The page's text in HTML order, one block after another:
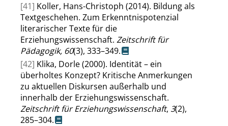
[41] Koller, Hans-Christoph (2014). Bildung als
Textgeschehen. Zum Erkenntnispotenzial
literarischer Texte für die
Erziehungswissenschaft. Zeitschrift für
Pädagogik, 60(3), 333–349.
[42] Klika, Dorle (2000). Identität – ein
überholtes Konzept? Kritische Anmerkungen
zu aktuellen Diskursen außerhalb und
innerhalb der Erziehungswissenschaft.
Zeitschrift für Erziehungswissenschaft, 3(2),
285–304.